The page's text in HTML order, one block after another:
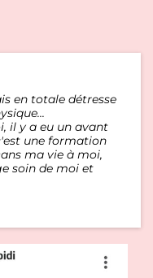
en totale détresse
il y a eu un avant
une formation
ma vie à moi,
soin de moi et